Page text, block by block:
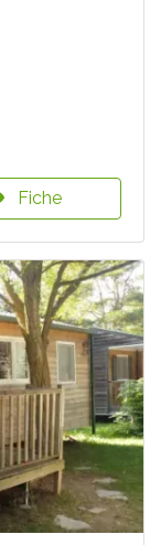
Fiche